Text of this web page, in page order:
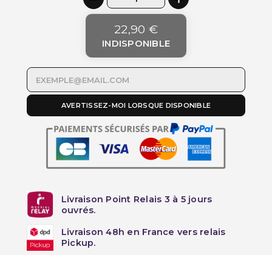
22,90 €
INDISPONIBLE
AVERTISSEZ-MOI LORSQUE DISPONIBLE
Livraison Point Relais 3 à 5 jours
ouvrés.
Livraison 48h en France vers relais
Pickup.